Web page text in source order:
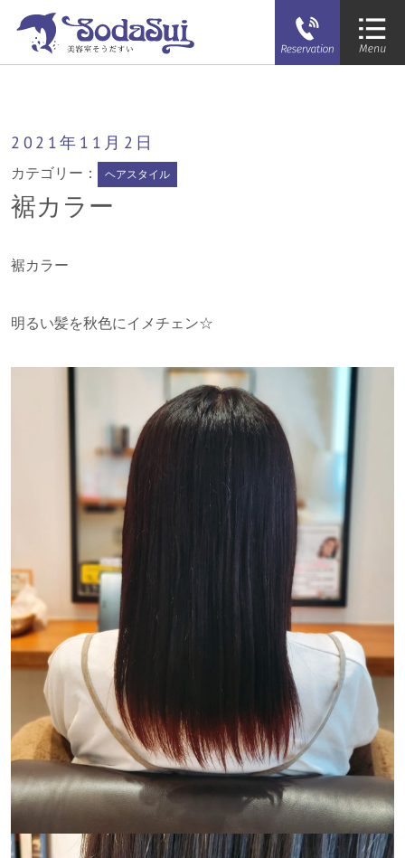
2021年 11月 2日
カテゴリー： ヘアスタイル
裾カラー
裾カラー
明るい髪を秋色にイメチェン☆